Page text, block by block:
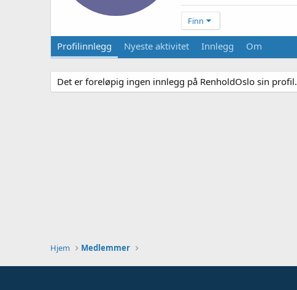
Finn
Profilinnlegg Nyeste aktivitet Innlegg Om
Det er foreløpig ingen innlegg på RenholdOslo sin profil.
Hjem Medlemmer